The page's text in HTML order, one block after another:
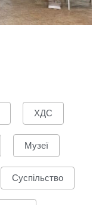
ХДС
Музеї
Суспільство